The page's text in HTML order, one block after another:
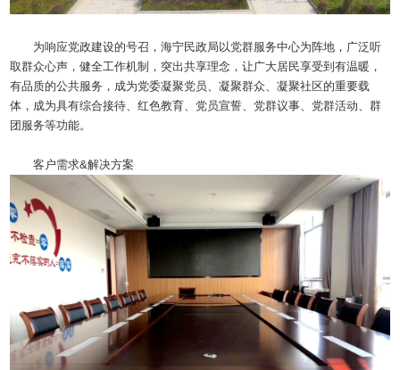
为响应党政建设的号召，海宁民政局以党群服务中心为阵地，广泛听
取群众心声，健全工作机制，突出共享理念，让广大居民享受到有温暖，
有品质的公共服务，成为党委凝聚党员、凝聚群众、凝聚社区的重要载
体，成为具有综合接待、红色教育、党员宣誓、党群议事、党群活动、群
团服务等功能。
客户需求&解决方案